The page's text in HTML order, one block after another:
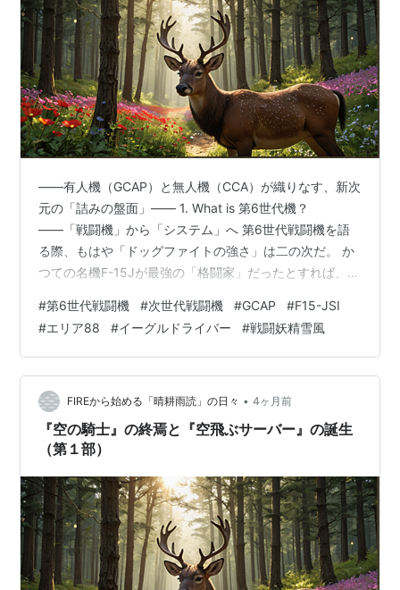
――有人機（GCAP）と無人機（CCA）が織りなす、新次
元の「詰みの盤面」―― 1. What is 第6世代機？
――「戦闘機」から「システム」へ 第6世代戦闘機を語
る際、もはや「ドッグファイトの強さ」は二の次だ。 か
つての名機F-15Jが最強の「格闘家」だったとすれば、
**である。 その運用思想は、神林長平の『戦闘妖精・雪
風』に近い。機体（雪風）が自らの生存を最優先し、そ
の知性で戦場を支配するように、有人機（GCAP）は徹底
したステルスと電子戦の幕に隠れ、数機の無人機
（CCA）を「手足」として操る。有人機は、ミサイルの
射程内には入らな…
#第6世代戦闘機 #次世代戦闘機 #GCAP #F15-JSI
#エリア88 #イーグルドライバー #戦闘妖精雪風
FIREから始める「晴耕雨読」の日々 • 4ヶ月前
『空の騎士』の終焉と『空飛ぶサーバー』の誕生
（第１部）